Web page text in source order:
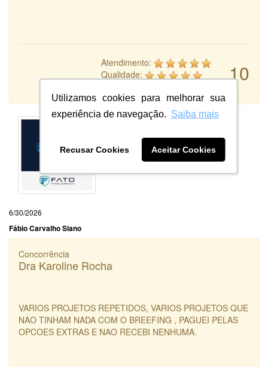
Utilizamos cookies para melhorar sua
experiência de navegação. Saiba mais
Recusar Cookies Aceitar Cookies
10
Atendimento:
Qualidade:
6/30/2026
Fábio Carvalho Siano
Concorrência
Dra Karoline Rocha
VARIOS PROJETOS REPETIDOS, VARIOS PROJETOS QUE
NAO TINHAM NADA COM O BREEFING , PAGUEI PELAS
OPCOES EXTRAS E NAO RECEBI NENHUMA.